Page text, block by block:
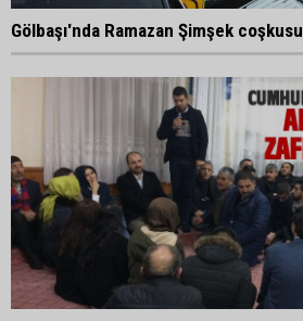
Gölbaşı'nda Ramazan Şimşek coşkusu